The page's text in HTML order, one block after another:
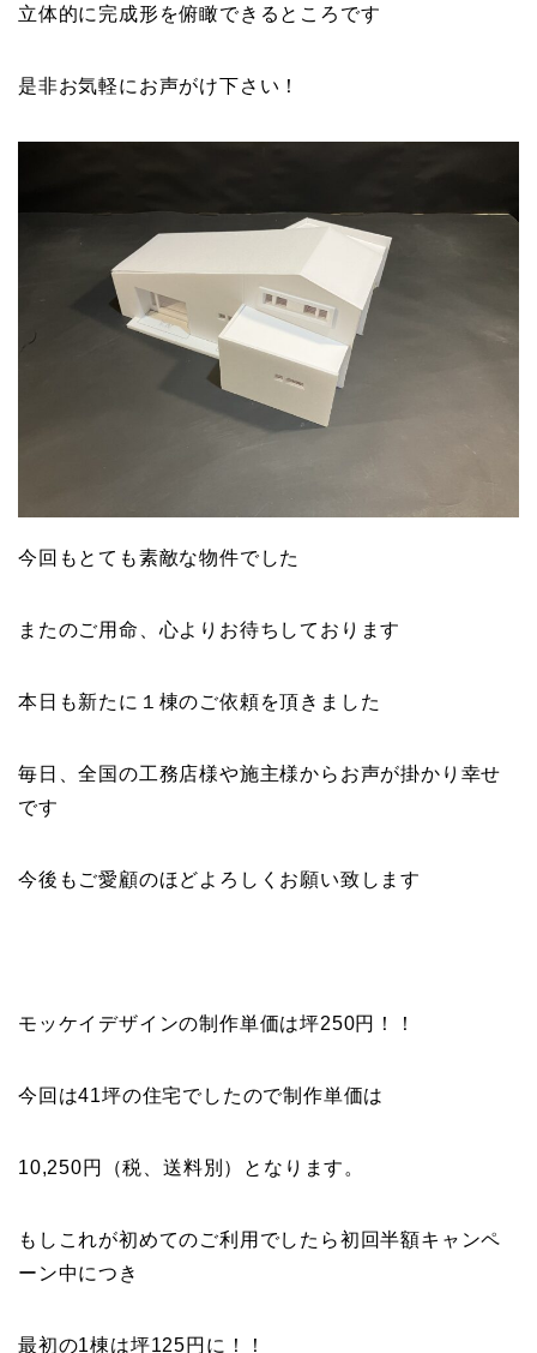
立体的に完成形を俯瞰できるところです
是非お気軽にお声がけ下さい！
今回もとても素敵な物件でした
またのご用命、心よりお待ちしております
本日も新たに１棟のご依頼を頂きました
毎日、全国の工務店様や施主様からお声が掛かり幸せ
です
今後もご愛顧のほどよろしくお願い致します
モッケイデザインの制作単価は坪250円！！
今回は41坪の住宅でしたので制作単価は
10,250円（税、送料別）となります。
もしこれが初めてのご利用でしたら初回半額キャンペ
ーン中につき
最初の1棟は坪125円に！！